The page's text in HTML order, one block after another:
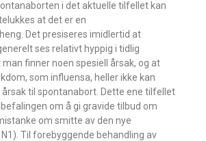
i det aktuelle tilfellet kan
at det er en
Det presiseres imidlertid at
ses relativt hyppig i tidlig
finner noen spesiell årsak, og at
som influensa, heller ikke kan
til spontanabort. Dette ene tilfellet
om å gi gravide tilbud om
om smitte av den nye
Til forebyggende behandling av